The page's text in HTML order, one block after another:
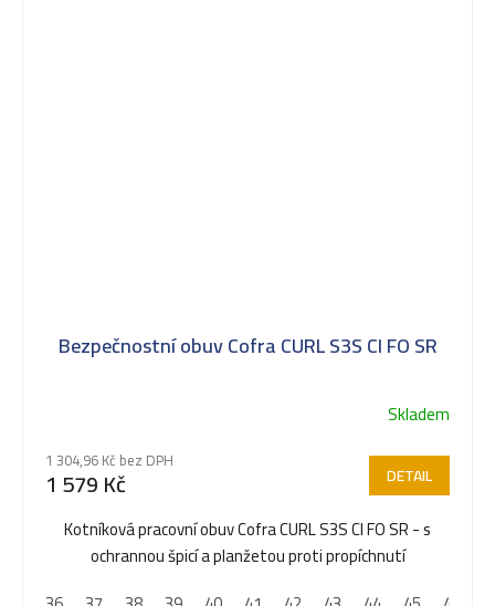
Bezpečnostní obuv Cofra CURL S3S CI FO SR
Skladem
1 304,96 Kč bez DPH
1 579 Kč DETAIL
Kotníková pracovní obuv Cofra CURL S3S CI FO SR - s
ochrannou špicí a planžetou proti propíchnutí